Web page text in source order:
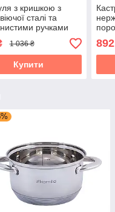
з кришкою з
сталі та
ручками
та газу (4.5 л)
KM-4933
1 036 ₴
Купити
для
892